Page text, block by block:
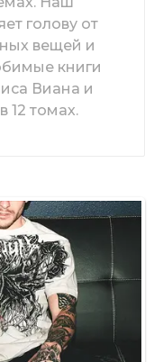
голову от
вещей и
книги
Виана и
12 томах.